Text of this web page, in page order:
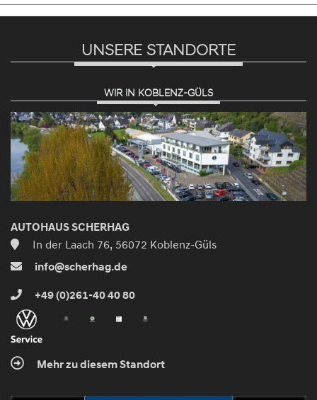
UNSERE STANDORTE
WIR IN KOBLENZ-GÜLS
AUTOHAUS SCHERHAG
In der Laach 76, 56072 Koblenz-Güls
info@scherhag.de
+49 (0)261-40 40 80
Mehr zu diesem Standort